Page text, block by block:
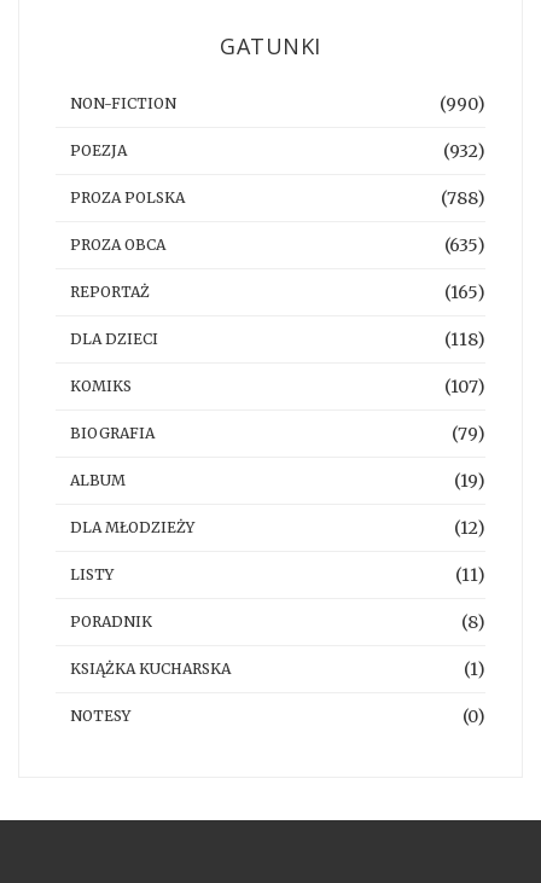
GATUNKI
NON-FICTION (990)
POEZJA (932)
PROZA POLSKA (788)
PROZA OBCA (635)
REPORTAŻ (165)
DLA DZIECI (118)
KOMIKS (107)
BIOGRAFIA (79)
ALBUM (19)
DLA MŁODZIEŻY (12)
LISTY (11)
PORADNIK (8)
KSIĄŻKA KUCHARSKA (1)
NOTESY (0)